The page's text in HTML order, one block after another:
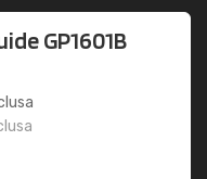
GP1601B